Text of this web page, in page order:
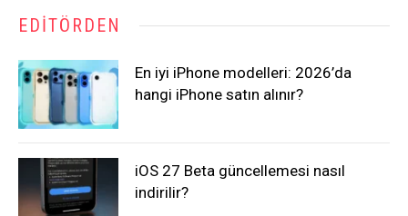
EDITÖRDEN
En iyi iPhone modelleri: 2026’da
hangi iPhone satın alınır?
iOS 27 Beta güncellemesi nasıl
indirilir?